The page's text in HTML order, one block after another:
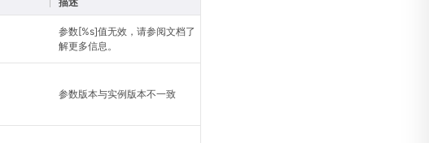
参数[%s]值无效，请参阅文档了
解更多信息。
参数版本与实例版本不一致